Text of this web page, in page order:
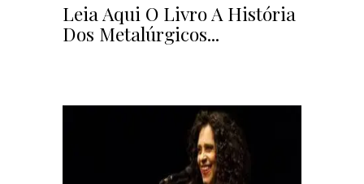
Leia Aqui O Livro A História
Dos Metalúrgicos...